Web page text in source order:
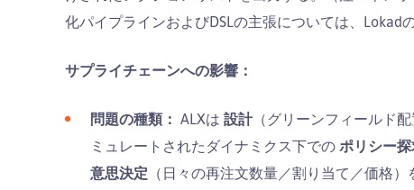
化パイプラインおよびDSLの主張については、Lokad
サプライチェーンへの影響：
問題の種類： ALXは 設計（グリーンフィールド
ミュレートされたダイナミクス下での ポリシー
意思決定 （日々の再注文数量／割り当て／価格）